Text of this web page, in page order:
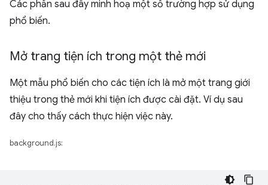
Các phần sau đây minh hoạ một số trường hợp sử dụng
phổ biến.
Mở trang tiện ích trong một thẻ mới
Một mẫu phổ biến cho các tiện ích là mở một trang giới
thiệu trong thẻ mới khi tiện ích được cài đặt. Ví dụ sau
đây cho thấy cách thực hiện việc này.
background.js: